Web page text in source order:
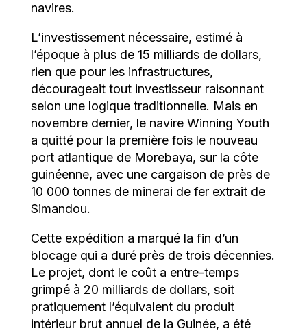
navires.
L’investissement nécessaire, estimé à
l’époque à plus de 15 milliards de dollars,
rien que pour les infrastructures,
décourageait tout investisseur raisonnant
selon une logique traditionnelle. Mais en
novembre dernier, le navire Winning Youth
a quitté pour la première fois le nouveau
port atlantique de Morebaya, sur la côte
guinéenne, avec une cargaison de près de
10 000 tonnes de minerai de fer extrait de
Simandou.
Cette expédition a marqué la fin d’un
blocage qui a duré près de trois décennies.
Le projet, dont le coût a entre-temps
grimpé à 20 milliards de dollars, soit
pratiquement l’équivalent du produit
intérieur brut annuel de la Guinée, a été